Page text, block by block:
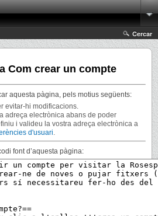
Cercar
Com crear un compte
aquesta pàgina, pels motius següents:
evitar-hi modificacions.
adreça electrònica abans de poder
i valideu la vostra adreça electrònica a
d'usuari.
font d’aquesta pàgina: